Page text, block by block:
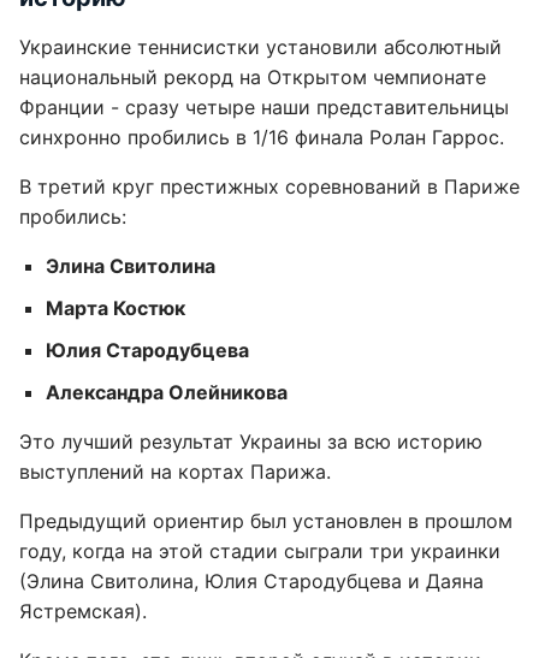
Украинские теннисистки установили абсолютный
национальный рекорд на Открытом чемпионате
Франции - сразу четыре наши представительницы
синхронно пробились в 1/16 финала Ролан Гаррос.
В третий круг престижных соревнований в Париже
пробились:
Элина Свитолина
Марта Костюк
Юлия Стародубцева
Александра Олейникова
Это лучший результат Украины за всю историю
выступлений на кортах Парижа.
Предыдущий ориентир был установлен в прошлом
году, когда на этой стадии сыграли три украинки
(Элина Свитолина, Юлия Стародубцева и Даяна
Ястремская).